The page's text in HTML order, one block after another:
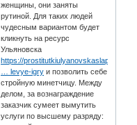
женщины, они заняты
рутиной. Для таких людей
чудесным вариантом будет
кликнуть на ресурс
Ульяновска
https://prostitutkiulyanovskaslap.net/a
… levye-igry и позволить себе
стройную минетчицу. Между
делом, за вознаграждение
заказчик сумеет вымутить
услуги по высшему разряду: